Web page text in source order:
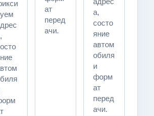
ат
перед
ачи.
а,
состо
яние
автом
обиля
и
форм
ат
перед
ачи.